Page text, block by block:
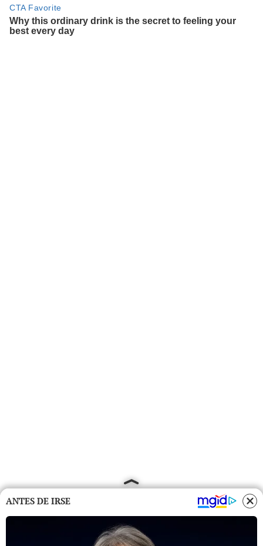
ANTES DE IRSE